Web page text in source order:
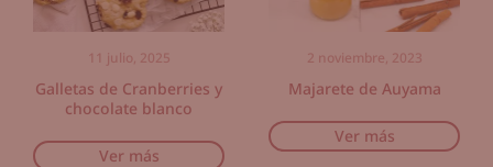
11 julio, 2025
Galletas de Cranberries y
chocolate blanco
Ver más
2 noviembre, 2023
Majarete de Auyama
Ver más